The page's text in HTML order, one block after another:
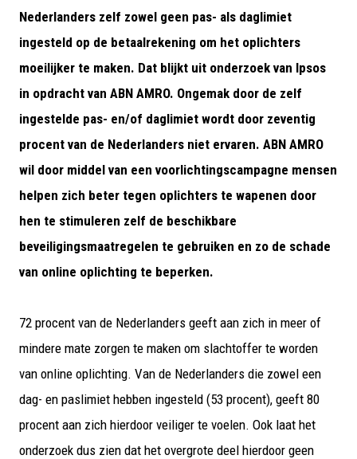
Nederlanders zelf zowel geen pas- als daglimiet
ingesteld op de betaalrekening om het oplichters
moeilijker te maken. Dat blijkt uit onderzoek van Ipsos
in opdracht van ABN AMRO. Ongemak door de zelf
ingestelde pas- en/of daglimiet wordt door zeventig
procent van de Nederlanders niet ervaren. ABN AMRO
wil door middel van een voorlichtingscampagne mensen
helpen zich beter tegen oplichters te wapenen door
hen te stimuleren zelf de beschikbare
beveiligingsmaatregelen te gebruiken en zo de schade
van online oplichting te beperken.
72 procent van de Nederlanders geeft aan zich in meer of
mindere mate zorgen te maken om slachtoffer te worden
van online oplichting. Van de Nederlanders die zowel een
dag- en paslimiet hebben ingesteld (53 procent), geeft 80
procent aan zich hierdoor veiliger te voelen. Ook laat het
onderzoek dus zien dat het overgrote deel hierdoor geen